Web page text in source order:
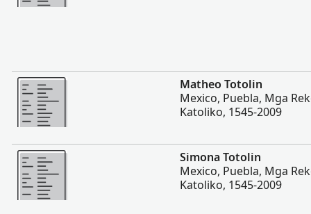
Dugang pa
Matheo Totolin
Mexico, Puebla, Mga
Katoliko, 1545-2009
Dugang pa
Simona Totolin
Mexico, Puebla, Mga
Katoliko, 1545-2009